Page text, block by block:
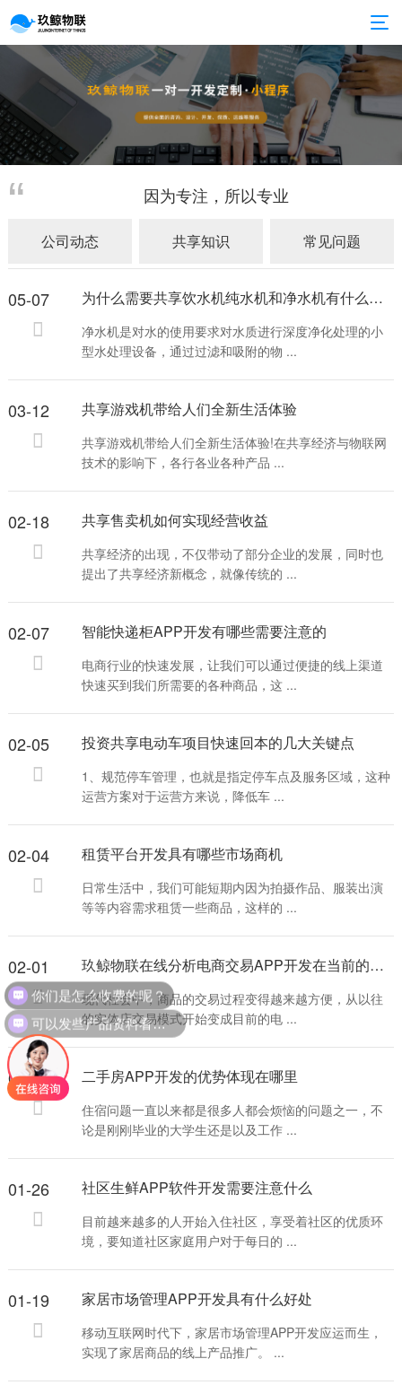
因为专注，所以专业
公司动态 共享知识 常见问题
05-07 为什么需要共享饮水机纯水机和净水机有什么区别?
净水机是对水的使用要求对水质进行深度净化处理的小
型水处理设备，通过过滤和吸附的物 ...
03-12 共享游戏机带给人们全新生活体验
共享游戏机带给人们全新生活体验!在共享经济与物联网
技术的影响下，各行各业各种产品 ...
02-18 共享售卖机如何实现经营收益
共享经济的出现，不仅带动了部分企业的发展，同时也
提出了共享经济新概念，就像传统的 ...
02-07 智能快递柜APP开发有哪些需要注意的
电商行业的快速发展，让我们可以通过便捷的线上渠道
快速买到我们所需要的各种商品，这 ...
02-05 投资共享电动车项目快速回本的几大关键点
1、规范停车管理，也就是指定停车点及服务区域，这种
运营方案对于运营方来说，降低车 ...
02-04 租赁平台开发具有哪些市场商机
日常生活中，我们可能短期内因为拍摄作品、服装出演
等等内容需求租赁一些商品，这样的 ...
02-01 玖鲸物联在线分析电商交易APP开发在当前的发展趋势
现代社会中，商品的交易过程变得越来越方便，从以往
的实体店交易模式开始变成目前的电 ...
01-29 二手房APP开发的优势体现在哪里
住宿问题一直以来都是很多人都会烦恼的问题之一，不
论是刚刚毕业的大学生还是以及工作 ...
01-26 社区生鲜APP软件开发需要注意什么
目前越来越多的人开始入住社区，享受着社区的优质环
境，要知道社区家庭用户对于每日的 ...
01-19 家居市场管理APP开发具有什么好处
移动互联网时代下，家居市场管理APP开发应运而生，
实现了家居商品的线上产品推广。 ...
你们是怎么收费的呢？
可以发些产品资料看看吗？